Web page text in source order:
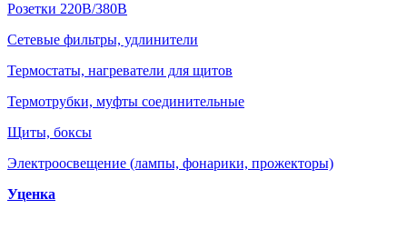
Розетки 220В/380В
Сетевые фильтры, удлинители
Термостаты, нагреватели для щитов
Термотрубки, муфты соединительные
Щиты, боксы
Электроосвещение (лампы, фонарики, прожекторы)
Уценка